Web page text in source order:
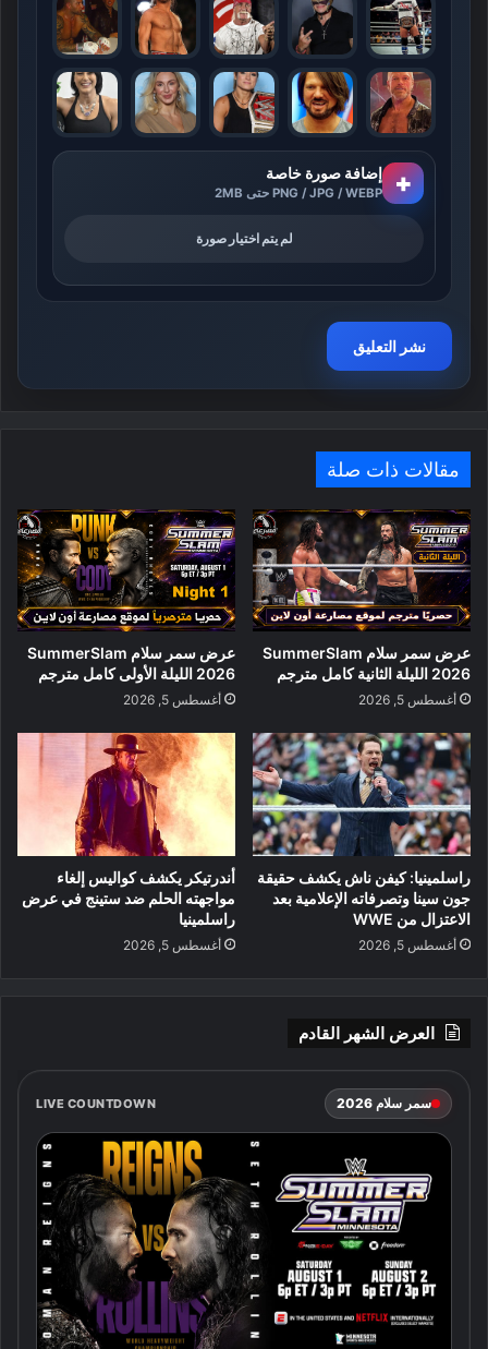
+ إضافة صورة خاصة
PNG / JPG / WEBP حتى 2MB
لم يتم اختيار صورة
مقالات ذات صلة
عرض سمر سلام SummerSlam
2026 الليلة الثانية كامل مترجم
أغسطس 5, 2026
عرض سمر سلام SummerSlam
2026 الليلة الأولى كامل مترجم
أغسطس 5, 2026
راسلمينيا: كيفن ناش يكشف حقيقة
جون سينا وتصرفاته الإعلامية بعد
الاعتزال من WWE
أغسطس 5, 2026
أندرتيكر يكشف كواليس إلغاء
مواجهته الحلم ضد ستينج في عرض
راسلمينيا
أغسطس 5, 2026
العرض الشهر القادم
سمر سلام 2026 LIVE COUNTDOWN